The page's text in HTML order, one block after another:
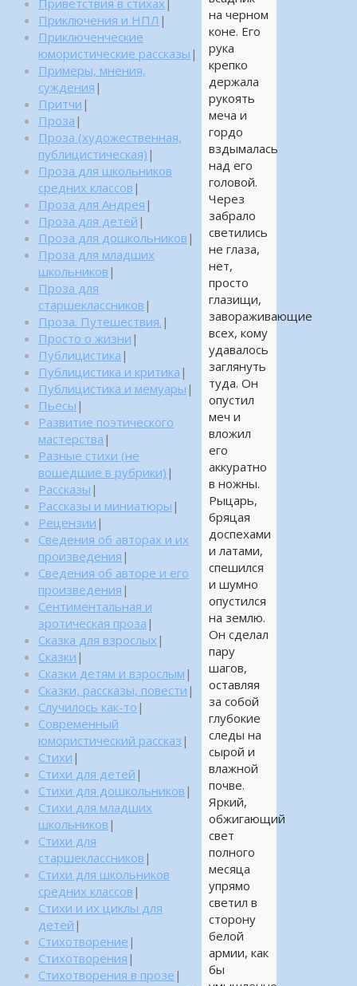
на черном
коне. Его
рука
крепко
держала
рукоять
меча и
гордо
вздымалась
над его
головой.
Через
забрало
светились
не глаза,
нет,
просто
глазищи,
завораживающие
всех, кому
удавалось
заглянуть
туда. Он
опустил
меч и
вложил
его
аккуратно
в ножны.
Рыцарь,
бряцая
доспехами
и латами,
спешился
и шумно
опустился
на землю.
Он сделал
пару
шагов,
оставляя
за собой
глубокие
следы на
сырой и
влажной
почве.
Яркий,
обжигающий
свет
полного
месяца
упрямо
светил в
сторону
белой
армии, как
бы
Приветствия в стихах
Приключения и НПЛ |
Приключенческие
юмористические рассказы |
Примеры, мнения,
суждения |
Притчи |
Проза |
Проза (художественная,
публицистическая) |
Проза для школьников
средних классов |
Проза для Андрея |
Проза для детей |
Проза для дошкольников |
Проза для младших
школьников |
Проза для
старшеклассников |
Проза. Путешествия. |
Просто о жизни |
Публицистика |
Публицистика и критика |
Публицистика и мемуары |
Пьесы |
Развитие поэтического
мастерства |
Разные стихи (не
вошедшие в рубрики) |
Рассказы |
Рассказы и миниатюры |
Рецензии |
Сведения об авторах и их
произведения |
Сведения об авторе и его
произведения |
Сентиментальная и
эротическая проза |
Сказка для взрослых |
Сказки |
Сказки детям и взрослым |
Сказки, рассказы, повести |
Случилось как-то |
Современный
юмористический рассказ |
Стихи |
Стихи для детей |
Стихи для дошкольников |
Стихи для младших
школьников |
Стихи для
старшеклассников |
Стихи для школьников
средних классов |
Стихи и их циклы для
детей |
Стихотворение |
Стихотворения |
Стихотворения в прозе |